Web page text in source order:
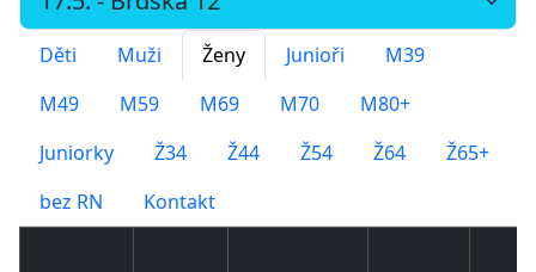
Děti Muži Ženy Junioři
M39
M49
M59 M69 M70
M80+
Juniorky
Ž34 Ž44 Ž54 Ž64
Ž65+
bez RN
Kontakt